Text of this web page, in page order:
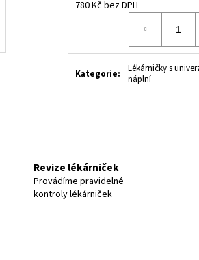
780 Kč bez DPH
Kategorie:
Lékárničky s
náplní
Revize lékárniček
Provádíme pravidelné
kontroly lékárniček